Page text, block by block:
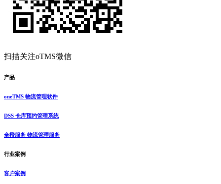
扫描关注oTMS微信
产品
oneTMS 物流管理软件
DSS 仓库预约管理系统
全橙服务 物流管理服务
行业案例
客户案例